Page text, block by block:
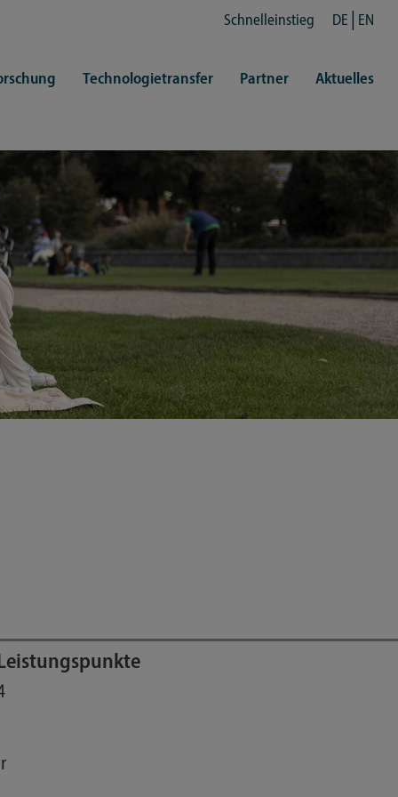
Schnelleinstieg DE EN
Kultur
Technologietransfer Partner Aktuelles
Leistungspunkte